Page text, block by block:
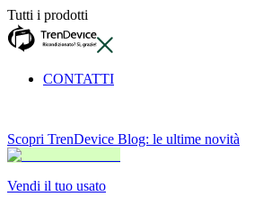
Tutti i prodotti
CONTATTI
Scopri TrenDevice Blog: le ultime novità
Vendi il tuo usato